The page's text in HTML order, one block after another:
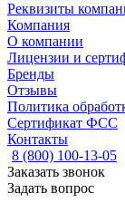
Реквизиты
Компания
О компании
Лицензии и
Бренды
Отзывы
Политика
Сертификат ФСС
Контакты
8 (800) 100-13-05
Заказать звонок
Задать вопрос